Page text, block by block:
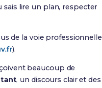
lire un plan, respecter
de la voie professionnelle
).
beaucoup de
, un discours clair et des